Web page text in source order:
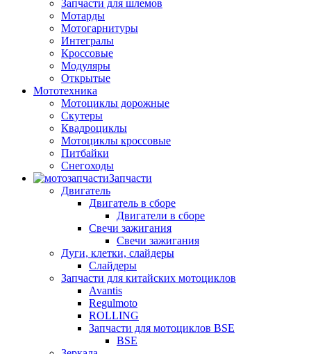
Запчасти для шлемов
Мотарды
Мотогарнитуры
Интегралы
Кроссовые
Модуляры
Открытые
Мототехника
Мотоциклы дорожные
Скутеры
Квадроциклы
Мотоциклы кроссовые
Питбайки
Снегоходы
Запчасти
Двигатель
Двигатель в сборе
Двигатели в сборе
Свечи зажигания
Свечи зажигания
Дуги, клетки, слайдеры
Слайдеры
Запчасти для китайских мотоциклов
Avantis
Regulmoto
ROLLING
Запчасти для мотоциклов BSE
BSE